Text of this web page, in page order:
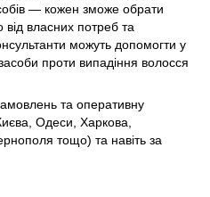
— кожен зможе обрати
від власних потреб та
можуть допомогти у
проти випадіння волосся
та оперативну
Одеси, Харкова,
тощо) та навіть за